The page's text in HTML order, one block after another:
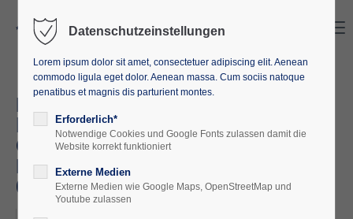
Koloniale Kontinuitäten
hinterfragen: Macht, Geschichte,
Gegenwart - Perspektiven,
Methoden, Haltung (05.06. -
07.06.2026)
Datenschutzeinstellungen
Lorem ipsum dolor sit amet, consectetuer adipiscing elit. Aenean
commodo ligula eget dolor. Aenean massa. Cum sociis natoque
penatibus et magnis dis parturient montes.
Erforderlich*
Notwendige Cookies und Google Fonts zulassen damit die
Website korrekt funktioniert
Externe Medien
Externe Medien wie Google Maps, OpenStreetMap und
Youtube zulassen